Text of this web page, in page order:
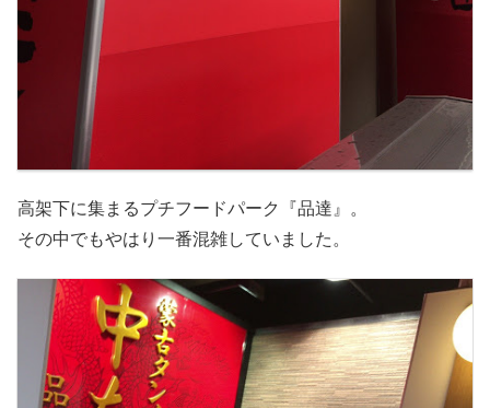
高架下に集まるプチフードパーク『品達』。
その中でもやはり一番混雑していました。